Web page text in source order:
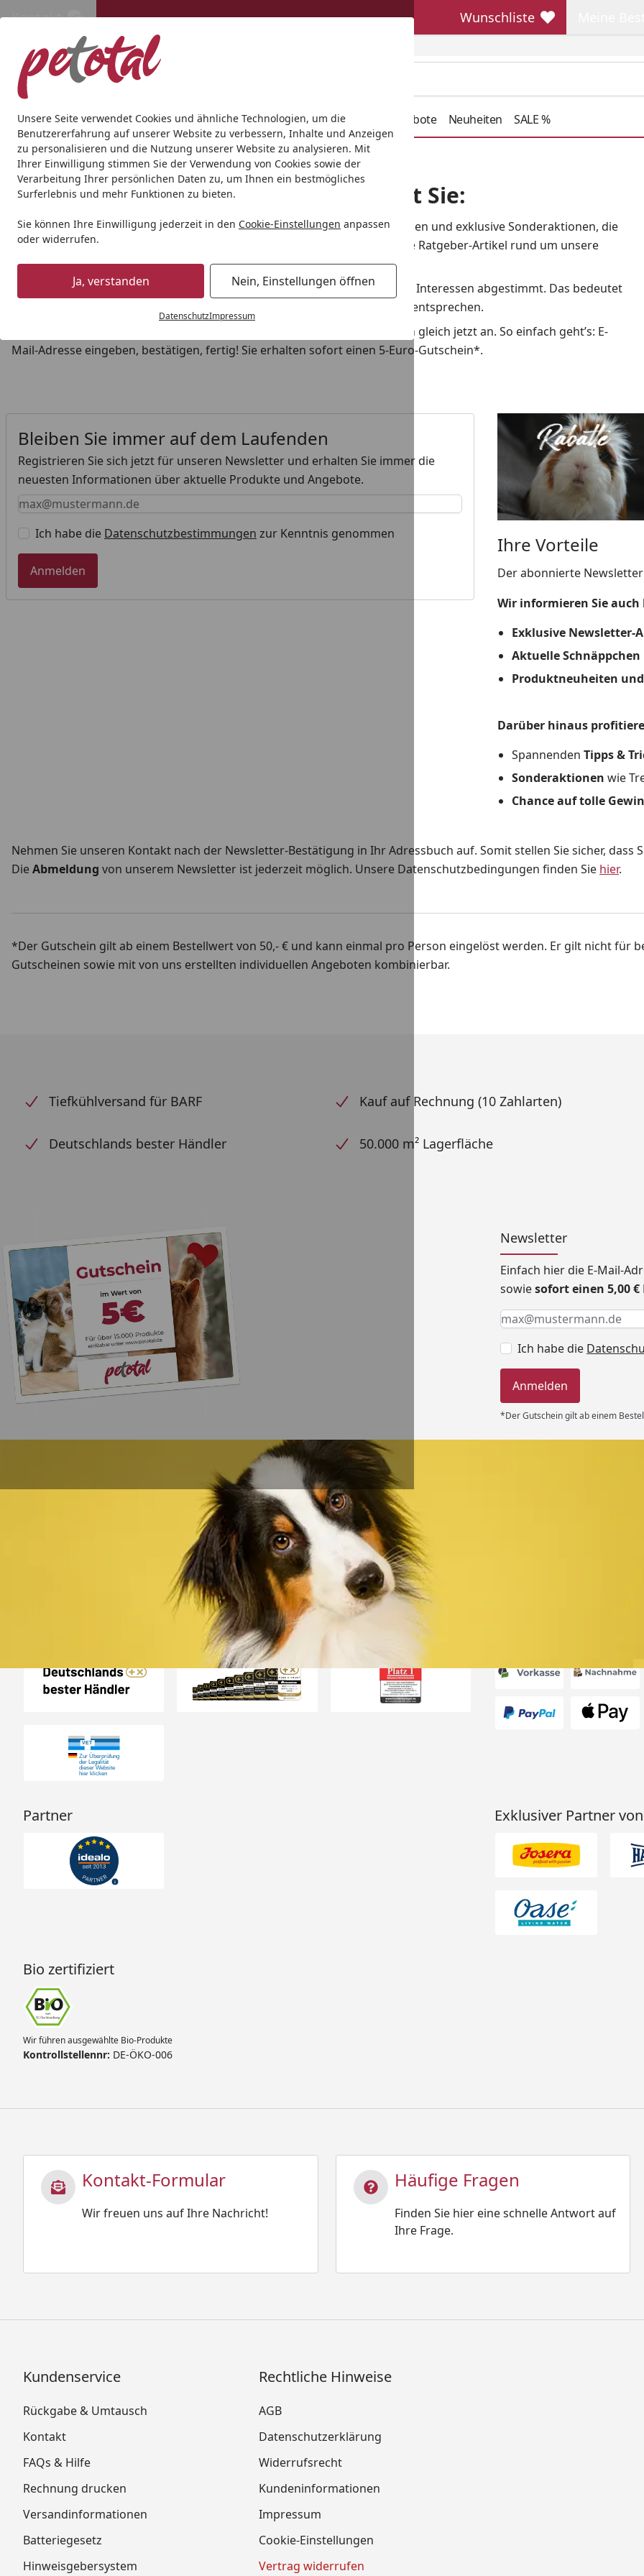
Unsere Seite verwendet Cookies und ähnliche Technologien, um die
Benutzererfahrung auf unserer Website zu verbessern, Inhalte und Anzeigen
zu personalisieren und die Nutzung unserer Website zu analysieren. Mit
Ihrer Einwilligung stimmen Sie der Verwendung von Cookies sowie der
Verarbeitung Ihrer persönlichen Daten zu, um Ihnen ein bestmögliches
Surferlebnis und mehr Funktionen zu bieten.
Sie können Ihre Einwilligung jederzeit in den Cookie-Einstellungen anpassen
oder widerrufen.
Ja, verstanden Nein, Einstellungen öffnen
DatenschutzImpressum
Kontakt Wunschliste
Wunschliste
Hund Katze Aquaristik Teich Andere Tierarten Geschenkideen Angebote Neuheiten SALE %
Startseite
Newsletter | Alles für's Haustier. Beste Marken zu fairen Preisen | petotal
Der petotal Newsletter – das erwartet Sie:
Im petotal-Newsletter finden Sie selbstverständlich großartige Schnäppchen und exklusive Sonderaktionen, die
nur für unsere Abonnenten verfügbar sind. Zusätzlich enthält er hilfreiche Ratgeber-Artikel rund um unsere
tierischen Freunde!
Der Newsletter wird regelmäßig an Ihr Postfach gesendet und ist auf Ihre Interessen abgestimmt. Das bedeutet
für Sie: Sie erhalten ausschließlich Informationen, die Ihren Bedürfnissen entsprechen.
Um immer auf dem neuesten Stand zu bleiben, melden Sie sich am besten gleich jetzt an. So einfach geht’s: E-
Mail-Adresse eingeben, bestätigen, fertig! Sie erhalten sofort einen 5-Euro-Gutschein*.
Bleiben Sie immer auf dem Laufenden
Registrieren Sie sich jetzt für unseren Newsletter und erhalten Sie immer die
neuesten Informationen über aktuelle Produkte und Angebote.
Keine Eingabe erforderlich
Eingabe erforderlich
E-Mail *
Ich habe die Datenschutzbestimmungen zur Kenntnis genommen
Anmelden
Ihre Vorteile
Der abonnierte
Wir informieren Sie
Exklusive Newsletter-
Aktuelle
Produktneuheiten
Darüber hinaus
Spannenden Tipps &
Sonderaktionen wie
Chance auf tolle
Nehmen Sie unseren Kontakt nach der Newsletter-Bestätigung in Ihr Adressbuch auf. Somit stellen Sie sicher, dass
DieAbmeldung von unserem Newsletter ist jederzeit möglich. Unsere Datenschutzbedingungen finden Sie hier.
*Der Gutschein gilt ab einem Bestellwert von 50,- € und kann einmal pro Person eingelöst werden. Er gilt nicht für
Gutscheinen sowie mit von uns erstellten individuellen Angeboten kombinierbar.
Tiefkühlversand für BARF Kauf auf Rechnung (10 Zahlarten)
Deutschlands bester Händler 50.000 m² Lagerfläche
Newsletter
Einfach hier die E-Mail-
sowiesofort einen 5,00
Keine Eingabe erforderlich
Eingabe erforderlich
E-Mail *
Ich habe die
Anmelden
*Der Gutschein gilt ab einem
Trusted Shops
„Alles top. Hat wie immer super
geklappt, sehr schnelle Lieferung!!“
30.07.2026
Partner Exklusiver Partner von
Bio zertifiziert
Wir führen ausgewählte Bio-Produkte
Kontrollstellennr: DE-ÖKO-006
Kontakt-Formular
Wir freuen uns auf Ihre Nachricht!
Häufige Fragen
Finden Sie hier eine schnelle Antwort auf
Ihre Frage.
Kundenservice
Rückgabe & Umtausch
Kontakt
FAQs & Hilfe
Rechnung drucken
Versandinformationen
Batteriegesetz
Hinweisgebersystem
Rechtliche Hinweise
AGB
Datenschutzerklärung
Widerrufsrecht
Kundeninformationen
Impressum
Cookie-Einstellungen
Vertrag widerrufen